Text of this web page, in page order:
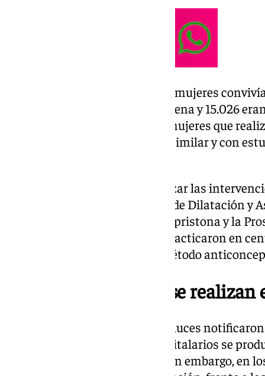
Respecto al estilo de vida, 2.269 mujeres
eran trabajadoras por cuenta ajena y 15.026
concreto, el mayor número de mujeres que
estudios con Bachillerato o FP similar y con
En cuanto al método para realizar las
realizadas mediante el método de Dilatación y
aplicaciones, seguido de la Mifepristona y la
tipo de centro, 19.448 IVEs se practicaron en
mujeres no utilizaba ningún método
Más de 19.000 IVEs se
Los centros hospitalarios andaluces
privados. En centros extrahospitalarios se
públicos y 19.434 en privados. Sin embargo,